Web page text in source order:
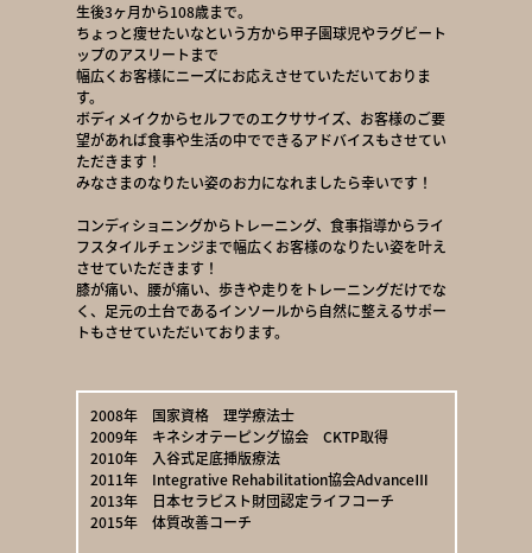
生後3ヶ月から108歳まで。
ちょっと痩せたいなという方から甲子園球児やラグビート
ップのアスリートまで
幅広くお客様にニーズにお応えさせていただいておりま
す。
ボディメイクからセルフでのエクササイズ、お客様のご要
望があれば食事や生活の中でできるアドバイスもさせてい
ただきます！
みなさまのなりたい姿のお力になれましたら幸いです！
コンディショニングからトレーニング、食事指導からライ
フスタイルチェンジまで幅広くお客様のなりたい姿を叶え
させていただきます！
膝が痛い、腰が痛い、歩きや走りをトレーニングだけでな
く、足元の土台であるインソールから自然に整えるサポー
トもさせていただいております。
2008年 国家資格 理学療法士
2009年 キネシオテーピング協会 CKTP取得
2010年 入谷式足底挿版療法
2011年 Integrative Rehabilitation協会AdvanceⅢ
2013年 日本セラピスト財団認定ライフコーチ
2015年 体質改善コーチ